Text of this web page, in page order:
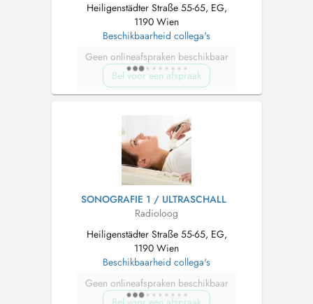
Heiligenstädter Straße 55-65, EG,
1190 Wien
Beschikbaarheid collega's
Geen onlineafspraken beschikbaar
Bel voor een afspraak
SONOGRAFIE 1 / ULTRASCHALL
Radioloog
Heiligenstädter Straße 55-65, EG,
1190 Wien
Beschikbaarheid collega's
Geen onlineafspraken beschikbaar